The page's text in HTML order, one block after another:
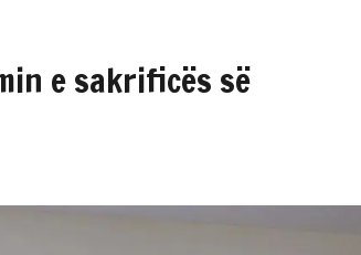
e sakrificës së